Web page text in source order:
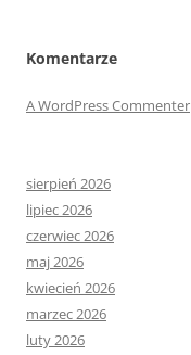
Komentarze
A WordPress Commenter
sierpień 2026
lipiec 2026
czerwiec 2026
maj 2026
kwiecień 2026
marzec 2026
luty 2026